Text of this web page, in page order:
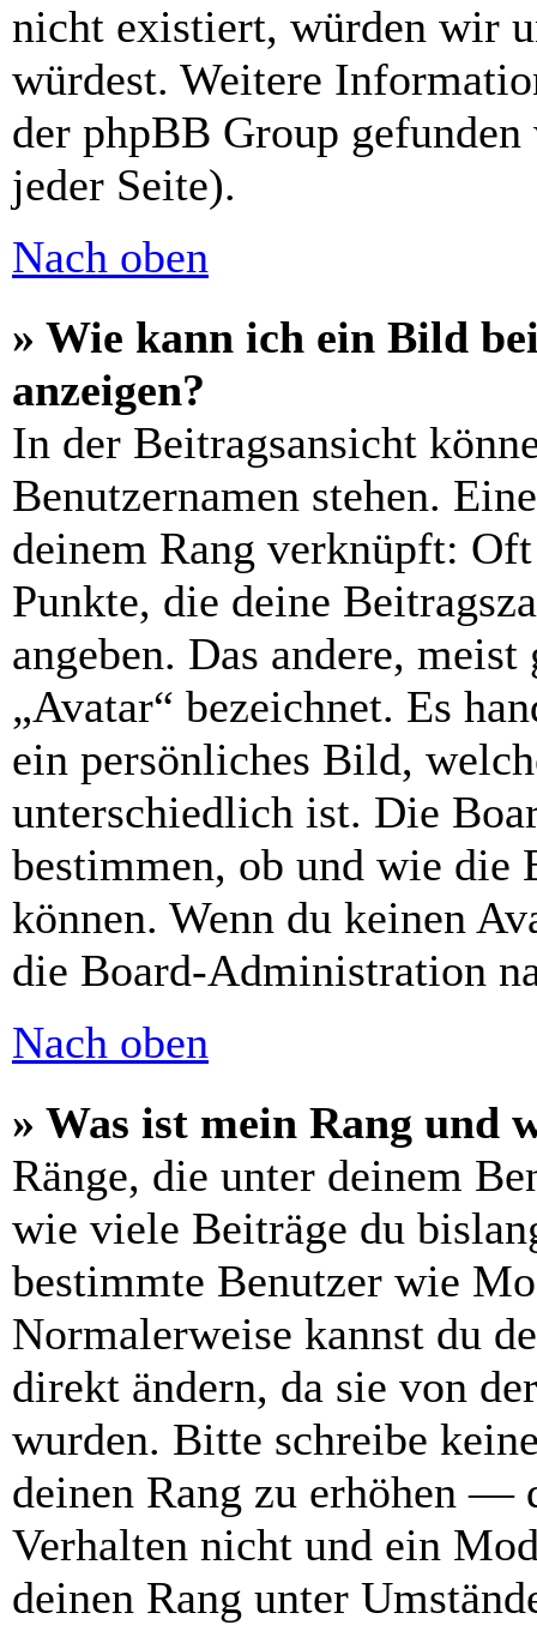
nicht existiert, würden wir
würdest. Weitere
der phpBB Group
jeder Seite).
Nach oben
» Wie kann ich ein Bild
anzeigen?
In der Beitragsansicht
Benutzernamen stehen.
deinem Rang verknüpft:
Punkte, die deine
angeben. Das andere,
„Avatar“ bezeichnet. Es
ein persönliches Bild,
unterschiedlich ist. Die
bestimmen, ob und wie die
können. Wenn du keinen
die Board-Administration
Nach oben
» Was ist mein Rang und
Ränge, die unter deinem
wie viele Beiträge du
bestimmte Benutzer wie
Normalerweise kannst du
direkt ändern, da sie von
wurden. Bitte schreibe
deinen Rang zu erhöhen —
Verhalten nicht und ein
deinen Rang unter